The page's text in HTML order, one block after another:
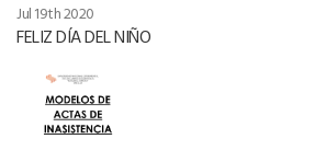
Jul 19th 2020
FELIZ DÍA DEL NIÑO